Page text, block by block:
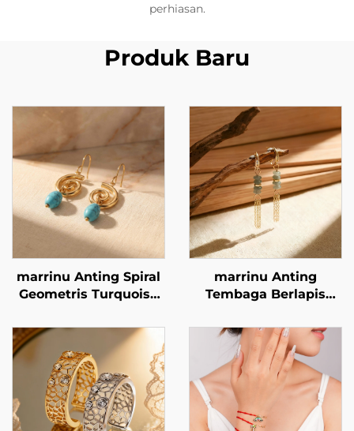
perhiasan.
Produk Baru
marrinu Anting Spiral
Geometris Turquoise
marrinu Anting
Tembaga Berlapis
Kilau